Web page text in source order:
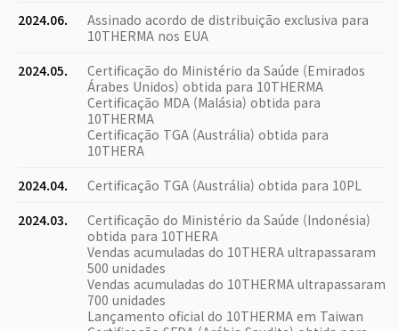
2024.06.
Assinado acordo de distribuição exclusiva para
10THERMA nos EUA
2024.05.
Certificação do Ministério da Saúde (Emirados
Árabes Unidos) obtida para 10THERMA
Certificação MDA (Malásia) obtida para
10THERMA
Certificação TGA (Austrália) obtida para
10THERA
2024.04.
Certificação TGA (Austrália) obtida para 10PL
2024.03.
Certificação do Ministério da Saúde (Indonésia)
obtida para 10THERA
Vendas acumuladas do 10THERA ultrapassaram
500 unidades
Vendas acumuladas do 10THERMA ultrapassaram
700 unidades
Lançamento oficial do 10THERMA em Taiwan